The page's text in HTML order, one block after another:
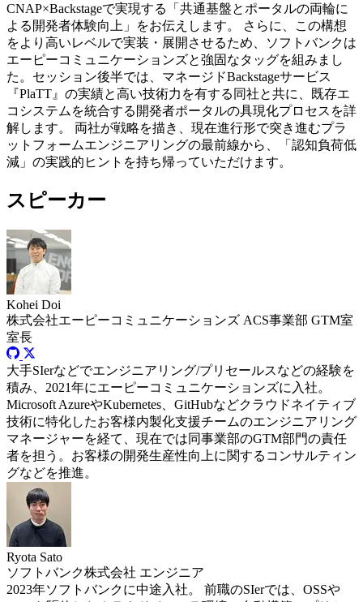
CNAP×Backstageで実現する「共通基盤とポータルの両輪に
よる開発者体験向上」をお伝えします。 さらに、この構想
をより高いレベルで実装・展開させるため、ソフトバンクは
エーピーコミュニケーションズと強固なタッグを組みまし
た。セッション後半では、マネージドBackstageサービス
『PlaTT』の実績と高い技術力を有する同社と共に、既存エ
コシステムを統合する開発者ポータルの具現化プロセスを詳
解します。 両社が戦略を描き、現在進行形で突き進むプラ
ットフォームエンジニアリングの最前線から、「認知負荷低
減」の実践的ヒントを持ち帰っていただけます。
スピーカー
Kohei Doi
株式会社エーピーコミュニケーションズ ACS事業部 GTM室
室長
大手SIerなどでエンジニアリング/プリセールスなどの経験を
積み、2021年にエーピーコミュニケーションズに入社。
Microsoft AzureやKubernetes、GitHubなどクラウドネイティブ
技術に特化したお客様内製化支援チームのエンジニアリング
マネージャーを経て、現在では同事業部のGTM部門の責任
者を担う。お客様の開発生産性向上に関するコンサルティン
グなどを推進。
Ryota Sato
ソフトバンク株式会社 エンジニア
2023年ソフトバンクに中途入社。 前職のSIerでは、OSSや